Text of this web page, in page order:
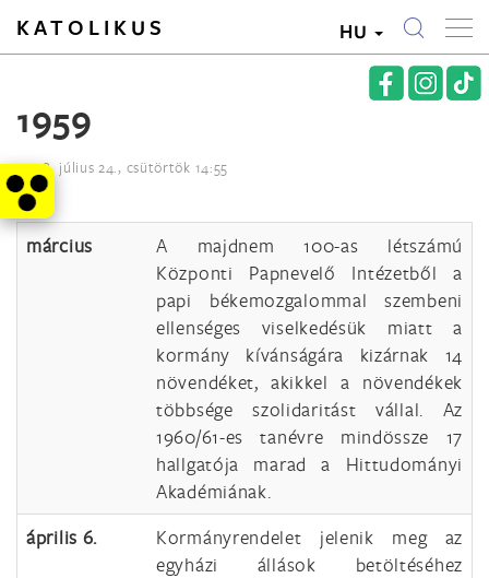
KATOLIKUS HU
1959
2008. július 24., csütörtök 14:55
március
A majdnem 100-as létszámú
Központi Papnevelő Intézetből a
papi békemozgalommal szembeni
ellenséges viselkedésük miatt a
kormány kívánságára kizárnak 14
növendéket, akikkel a növendékek
többsége szolidaritást vállal. Az
1960/61-es tanévre mindössze 17
hallgatója marad a Hittudományi
Akadémiának.
április 6.
Kormányrendelet jelenik meg az
egyházi állások betöltéséhez